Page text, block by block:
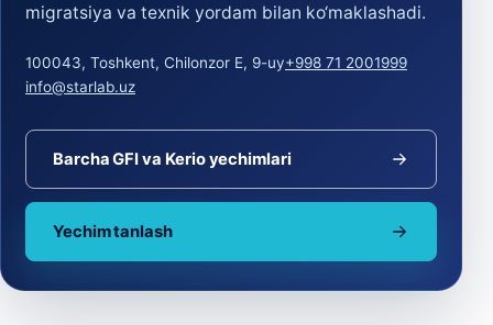
migratsiya va texnik yordam bilan ko‘maklashadi.
100043, Toshkent, Chilonzor E, 9-uy+998 71 2001999
info@starlab.uz
Barcha GFI va Kerio yechimlari
Yechim tanlash